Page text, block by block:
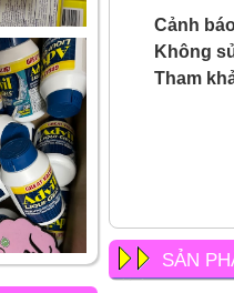
Cảnh
Không
Tham
SẢN